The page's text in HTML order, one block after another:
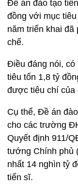
Đề án đào tạo
đồng với mục
năm triển khai đã
chế.
Điều đáng nói, có
tiêu tốn 1,8 tỷ
được tiêu chí của
Cụ thể, Đề án
cho các trường
Quyết định 911/
tướng Chính phủ
nhất 14 nghìn tỷ
tiến sĩ.